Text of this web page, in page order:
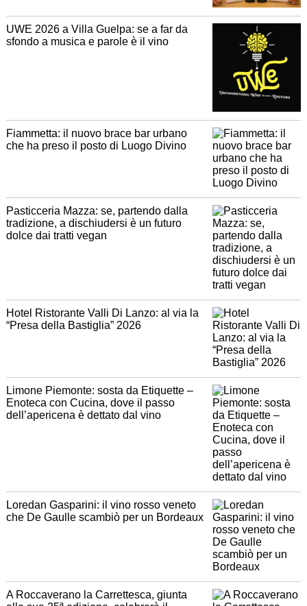
UWE 2026 a Villa Guelpa: se a far da
sfondo a musica e parole è il vino
Fiammetta: il nuovo brace bar urbano
che ha preso il posto di Luogo Divino
Pasticceria Mazza: se, partendo dalla
tradizione, a dischiudersi è un futuro
dolce dai tratti vegan
Hotel Ristorante Valli Di Lanzo: al via la
“Presa della Bastiglia” 2026
Limone Piemonte: sosta da Etiquette –
Enoteca con Cucina, dove il passo
dell’apericena è dettato dal vino
Loredan Gasparini: il vino rosso veneto
che De Gaulle scambiò per un Bordeaux
A Roccaverano la Carrettesca, giunta